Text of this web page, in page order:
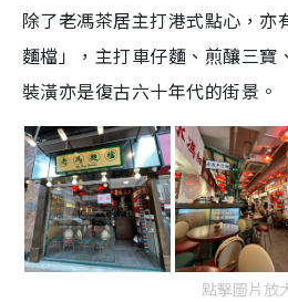
除了老馮茶居主打港式點心，亦
麵檔」，主打車仔麵、煎釀三寶
裝潢亦是復古六十年代的街景。
點擊圖片放